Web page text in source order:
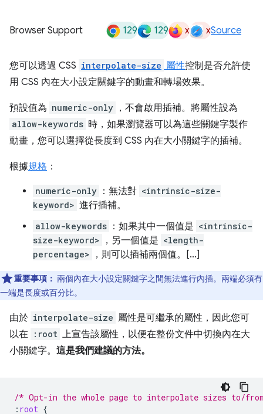
Browser Support 129 129 x xSource
您可以透過 CSS interpolate-size 屬性控制是否允許使
用 CSS 內在大小設定關鍵字的動畫和轉場效果。
預設值為 numeric-only ，不會啟用插補。將屬性設為
allow-keywords 時，如果瀏覽器可以為這些關鍵字製作
動畫，您可以選擇從長度到 CSS 內在大小關鍵字的插補。
根據規格 ：
numeric-only ：無法對 <intrinsic-size-
keyword> 進行插補。
allow-keywords ：如果其中一個值是 <intrinsic-
size-keyword>
，另一個值是 <length-
percentage>
，則可以插補兩個值。[…]
重要事項： 兩個內在大小設定關鍵字之間無法進行內插。兩端必須有
一端是長度或百分比。
由於 interpolate-size 屬性是可繼承的屬性，因此您可
以在 :root 上宣告該屬性，以便在整份文件中切換內在大
小關鍵字。 這是我們建議的方法。
/* Opt-in the whole page to interpolate sizes to/
: root {